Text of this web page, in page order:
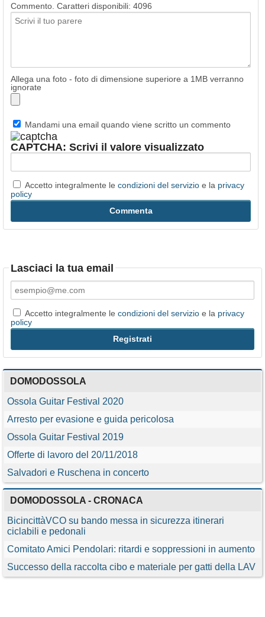
Commento. Caratteri disponibili: 4096
Allega una foto - foto di dimensione superiore a 1MB verranno
ignorate
Mandami una email quando viene scritto un commento
CAPTCHA: Scrivi il valore visualizzato
Accetto integralmente le condizioni del servizio e la privacy
policy
Lasciaci la tua email
Accetto integralmente le condizioni del servizio e la privacy
policy
DOMODOSSOLA
Ossola Guitar Festival 2020
Arresto per evasione e guida pericolosa
Ossola Guitar Festival 2019
Offerte di lavoro del 20/11/2018
Salvadori e Ruschena in concerto
DOMODOSSOLA - CRONACA
BicincittàVCO su bando messa in sicurezza itinerari
ciclabili e pedonali
Comitato Amici Pendolari: ritardi e soppressioni in aumento
Successo della raccolta cibo e materiale per gatti della LAV